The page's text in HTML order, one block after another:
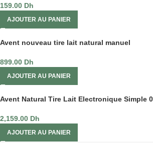
159.00 Dh
AJOUTER AU PANIER
Avent nouveau tire lait natural manuel
899.00 Dh
AJOUTER AU PANIER
Avent Natural Tire Lait Electronique Simple
2,159.00 Dh
AJOUTER AU PANIER